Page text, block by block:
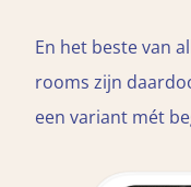
En het beste van
rooms zijn
een variant mét